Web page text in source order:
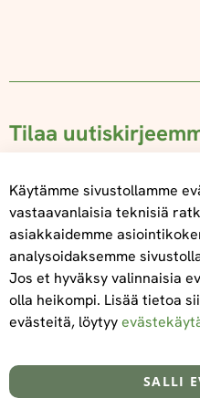
Tilaa
Tietoa meistä
Käytämme sivustollamme
vastaavanlaisia teknisiä
asiakkaidemme
analysoidaksemme
Jos et hyväksy valinnaisia
olla heikompi. Lisää tietoa
evästeitä, löytyy
SALLI